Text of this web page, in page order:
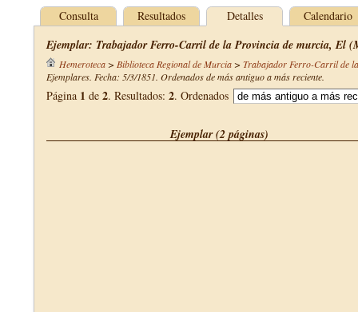
Consulta Resultados Detalles Calendario
Ejemplar: Trabajador Ferro-Carril de la Provincia de murcia, El
Hemeroteca> Biblioteca Regional de Murcia> Trabajador Ferro-Carril de
Ejemplares. Fecha: 5/3/1851. Ordenados de más antiguo a más reciente.
Página 1 de 2. Resultados: 2. Ordenados
Ejemplar (2 páginas)